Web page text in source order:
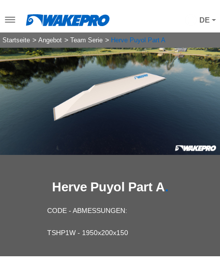
DE
Startseite Angebot Team Serie Herve Puyol Part A
Herve Puyol Part A
CODE - ABMESSUNGEN:
TSHP1W - 1950x200x150